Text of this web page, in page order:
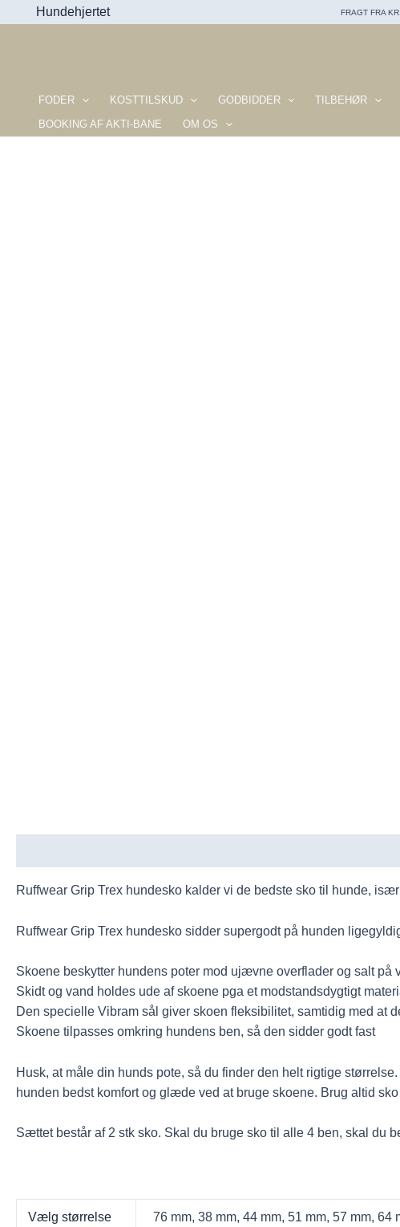
Hundehjertet FRAGT FRA
FODER KOSTTILSKUD GODBIDDER TILBEHØR
BOOKING AF AKTI-BANE
OM OS
Ruffwear Grip Trex hundesko kalder vi de bedste sko til hunde,
Ruffwear Grip Trex hundesko sidder supergodt på hunden
Skoene beskytter hundens poter mod ujævne overflader og salt på
Skidt og vand holdes ude af skoene pga et modstandsdygtigt
Den specielle Vibram sål giver skoen fleksibilitet, samtidig med at
Skoene tilpasses omkring hundens ben, så den sidder godt fast
Husk, at måle din hunds pote, så du finder den helt rigtige
hunden bedst komfort og glæde ved at bruge skoene. Brug altid
Sættet består af 2 stk sko. Skal du bruge sko til alle 4 ben, skal du
Vælg størrelse 76 mm, 38 mm, 44 mm, 51 mm, 57 mm, 64